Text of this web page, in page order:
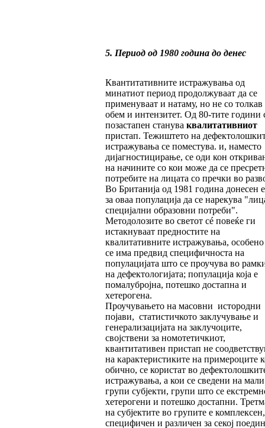
5. Период од 1980 година до денес
Квантитативните истражувања од
минатиот период продолжуваат да се
применуваат и натаму, но не со толкав
обем и интензитет. Од 80-тите години
позастапен станува квалитативниот
пристап. Тежиштето на
истражувања се поместува. и, наместо
дијагностицирање, се оди кон
на начините со кои може да се
потребите на лицата со пречки во
Во Британија од 1981 година донесен
за оваа популација да се нарекува
специјални образовни потреби".
Методолозите во светот сé повеќе ги
истакнуваат предностите на
квалитативните истражувања, особено
се има предвид специфичноста на
популацијата што се проучува во
на дефектологијата; популација која е
помалубројна, потешко достапна и
хетерогена.
Проучувањето на масовни истородни
појави, статистичкото заклучување и
генерализацијата на заклучоците,
својствени за номотетичкиот,
квантитативен пристап не
на карактеристиките на примероците
обично, се користат во
истражувања, а кои се сведени на мали
групи субјекти, групи што се
хетерогени и потешко достапни.
на субјектите во групите е комплексен,
специфичен и различен за секој